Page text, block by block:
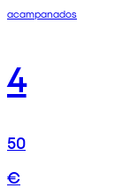
acampanados
4
50
€